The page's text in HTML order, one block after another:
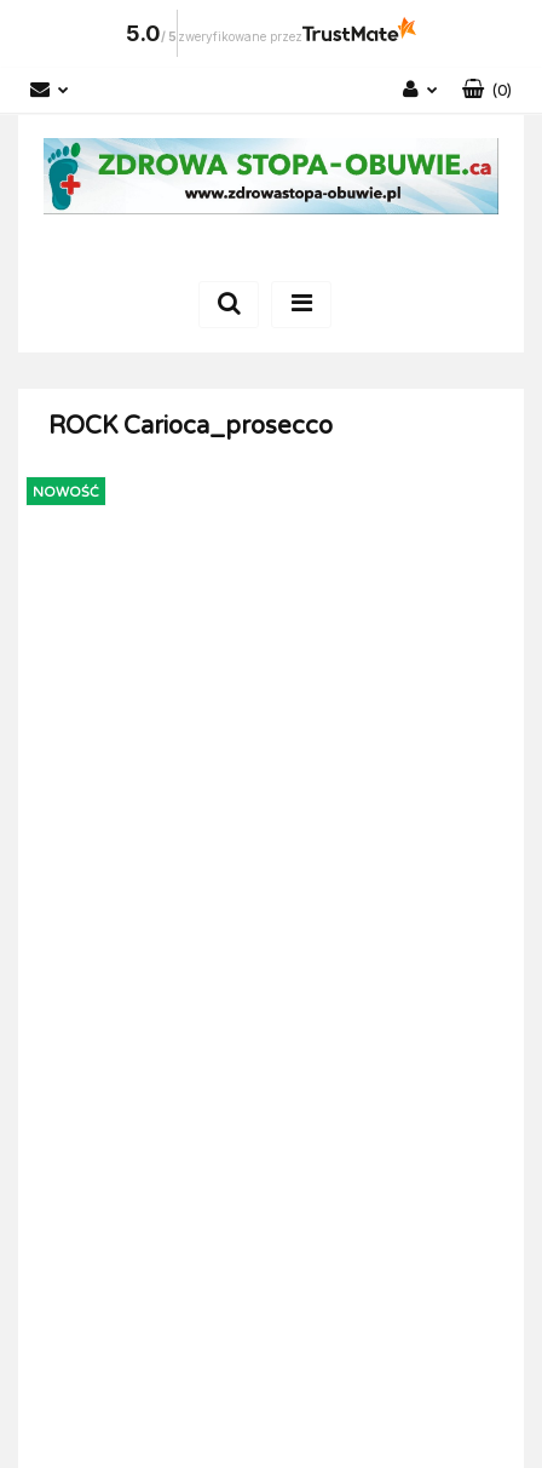
5.0/ 5 zweryfikowane przez
Zarejestruj się
Dodaj zgłoszenie
(0)
ROCK Carioca_prosecco
NOWOŚĆ